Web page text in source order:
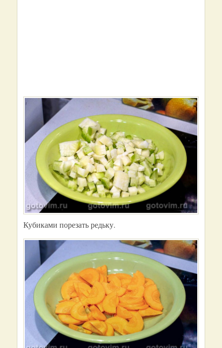
Кубиками порезать редьку.